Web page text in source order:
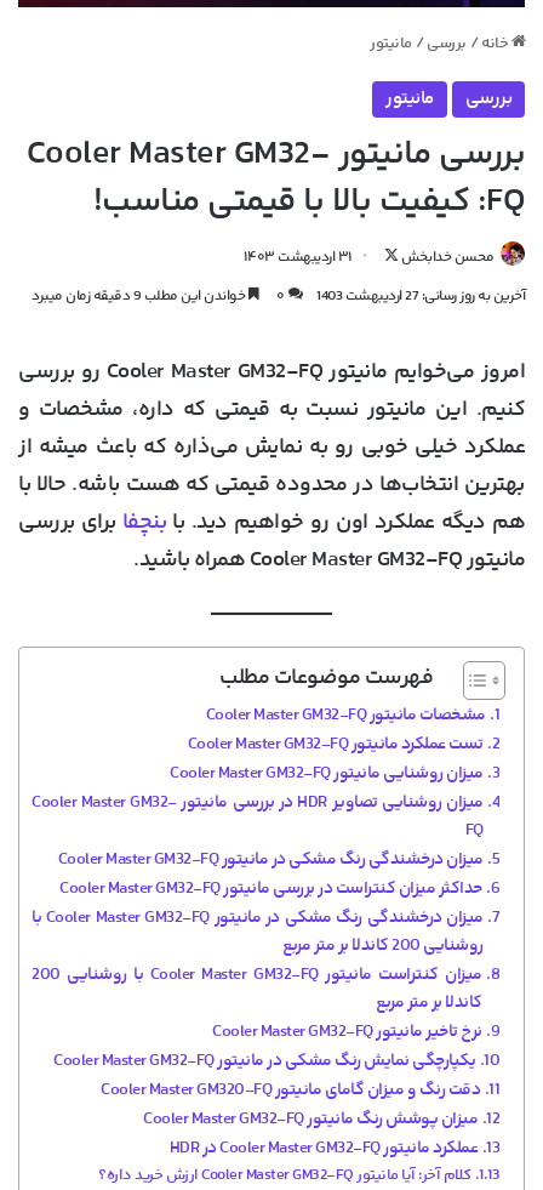
خانه / بررسی / مانیتور
بررسی مانیتور
بررسی مانیتور Cooler Master GM32-
FQ: کیفیت بالا با قیمتی مناسب!
محسن خدابخش
دنبال
کردن
۳۱ اردیبهشت ۱۴۰۳
آخرین به روز رسانی: 27 اردیبهشت 1403
۰ خواندن این مطلب 9 دقیقه زمان میبرد
امروز می‌خوایم مانیتور Cooler Master GM32-FQ رو بررسی
کنیم. این مانیتور نسبت به قیمتی که داره، مشخصات و
عملکرد خیلی خوبی رو به نمایش می‌ذاره که باعث میشه از
بهترین انتخاب‌ها در محدوده قیمتی که هست باشه. حالا با
هم دیگه عملکرد اون رو خواهیم دید. با بنچفا برای بررسی
مانیتور Cooler Master GM32-FQ همراه باشید.
فهرست موضوعات مطلب
مشخصات مانیتور Cooler Master GM32-FQ
تست عملکرد مانیتور Cooler Master GM32-FQ
میزان روشنایی مانیتور Cooler Master GM32-FQ
میزان روشنایی تصاویر HDR در بررسی مانیتور Cooler Master GM32-
FQ
میزان درخشندگی رنگ مشکی در مانیتور Cooler Master GM32-FQ
حداکثر میزان کنتراست در بررسی مانیتور Cooler Master GM32-FQ
میزان درخشندگی رنگ مشکی در مانیتور Cooler Master GM32-FQ با
روشنایی 200 کاندلا بر متر مربع
میزان کنتراست مانیتور Cooler Master GM32-FQ با روشنایی 200
کاندلا بر متر مربع
نرخ تاخیر مانیتور Cooler Master GM32-FQ
یکپارچگی نمایش رنگ مشکی در مانیتور Cooler Master GM32-FQ
دقت رنگ و میزان گامای مانیتور Cooler Master GM320-FQ
میزان پوشش رنگ مانیتور Cooler Master GM32-FQ
عملکرد مانیتور Cooler Master GM32-FQ در HDR
کلام آخر: آیا مانیتور Cooler Master GM32-FQ ارزش خرید داره؟